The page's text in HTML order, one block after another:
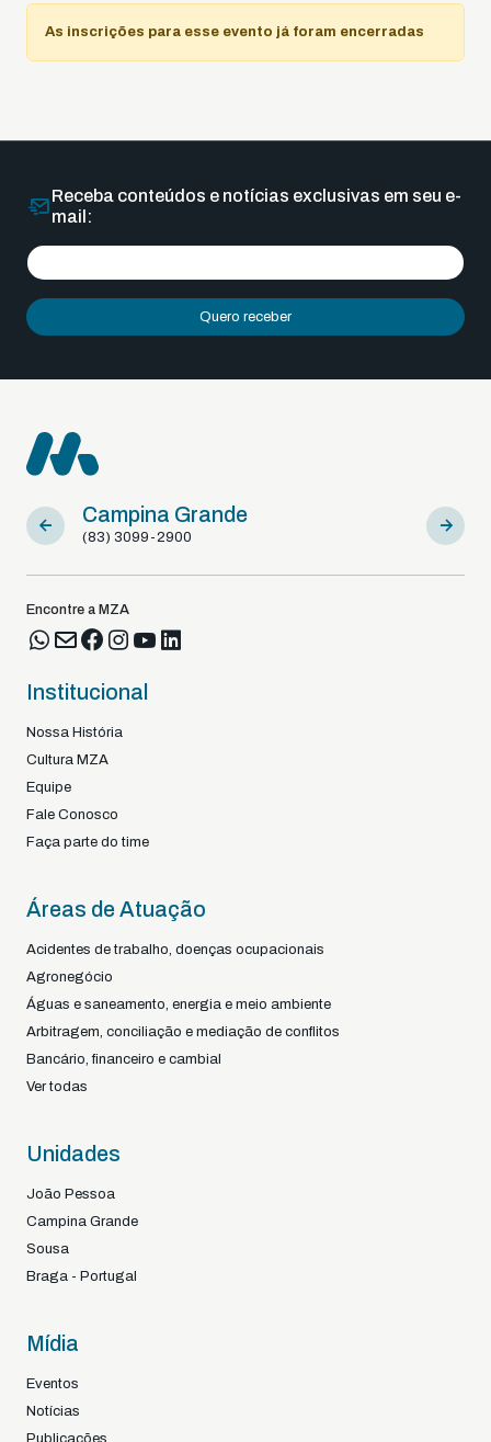
As inscrições para esse evento já foram encerradas
Receba conteúdos e notícias exclusivas em seu e-
mail:
Quero receber
Sousa
(83) 98122-92925 +351
Encontre a MZA
Institucional
Nossa História
Cultura MZA
Equipe
Fale Conosco
Faça parte do time
Áreas de Atuação
Acidentes de trabalho, doenças ocupacionais
Agronegócio
Águas e saneamento, energia e meio ambiente
Arbitragem, conciliação e mediação de conflitos
Bancário, financeiro e cambial
Ver todas
Unidades
João Pessoa
Campina Grande
Sousa
Braga - Portugal
Mídia
Eventos
Notícias